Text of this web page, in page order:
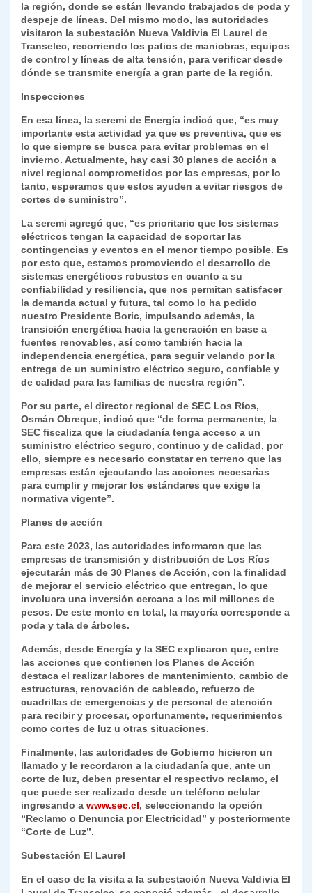
la región, donde se están llevando trabajados de poda y
despeje de líneas. Del mismo modo, las autoridades
visitaron la subestación Nueva Valdivia El Laurel de
Transelec, recorriendo los patios de maniobras, equipos
de control y líneas de alta tensión, para verificar desde
dónde se transmite energía a gran parte de la región.
Inspecciones
En esa línea, la seremi de Energía indicó que, “es muy
importante esta actividad ya que es preventiva, que es
lo que siempre se busca para evitar problemas en el
invierno. Actualmente, hay casi 30 planes de acción a
nivel regional comprometidos por las empresas, por lo
tanto, esperamos que estos ayuden a evitar riesgos de
cortes de suministro”.
La seremi agregó que, “es prioritario que los sistemas
eléctricos tengan la capacidad de soportar las
contingencias y eventos en el menor tiempo posible. Es
por esto que, estamos promoviendo el desarrollo de
sistemas energéticos robustos en cuanto a su
confiabilidad y resiliencia, que nos permitan satisfacer
la demanda actual y futura, tal como lo ha pedido
nuestro Presidente Boric, impulsando además, la
transición energética hacia la generación en base a
fuentes renovables, así como también hacia la
independencia energética, para seguir velando por la
entrega de un suministro eléctrico seguro, confiable y
de calidad para las familias de nuestra región”.
Por su parte, el director regional de SEC Los Ríos,
Osmán Obreque, indicó que “de forma permanente, la
SEC fiscaliza que la ciudadanía tenga acceso a un
suministro eléctrico seguro, continuo y de calidad, por
ello, siempre es necesario constatar en terreno que las
empresas están ejecutando las acciones necesarias
para cumplir y mejorar los estándares que exige la
normativa vigente”.
Planes de acción
Para este 2023, las autoridades informaron que las
empresas de transmisión y distribución de Los Ríos
ejecutarán más de 30 Planes de Acción, con la finalidad
de mejorar el servicio eléctrico que entregan, lo que
involucra una inversión cercana a los mil millones de
pesos. De este monto en total, la mayoría corresponde a
poda y tala de árboles.
Además, desde Energía y la SEC explicaron que, entre
las acciones que contienen los Planes de Acción
destaca el realizar labores de mantenimiento, cambio de
estructuras, renovación de cableado, refuerzo de
cuadrillas de emergencias y de personal de atención
para recibir y procesar, oportunamente, requerimientos
como cortes de luz u otras situaciones.
Finalmente, las autoridades de Gobierno hicieron un
llamado y le recordaron a la ciudadanía que, ante un
corte de luz, deben presentar el respectivo reclamo, el
que puede ser realizado desde un teléfono celular
ingresando a www.sec.cl, seleccionando la opción
“Reclamo o Denuncia por Electricidad” y posteriormente
“Corte de Luz”.
Subestación El Laurel
En el caso de la visita a la subestación Nueva Valdivia El